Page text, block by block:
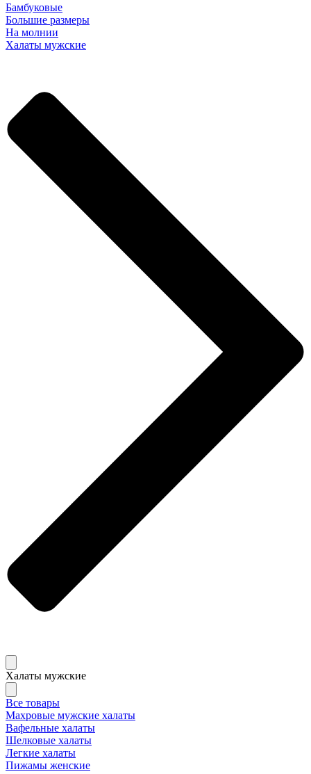
Бамбуковые
Большие размеры
На молнии
Халаты мужские
Халаты мужские
Все товары
Махровые мужские халаты
Вафельные халаты
Шелковые халаты
Легкие халаты
Пижамы женские